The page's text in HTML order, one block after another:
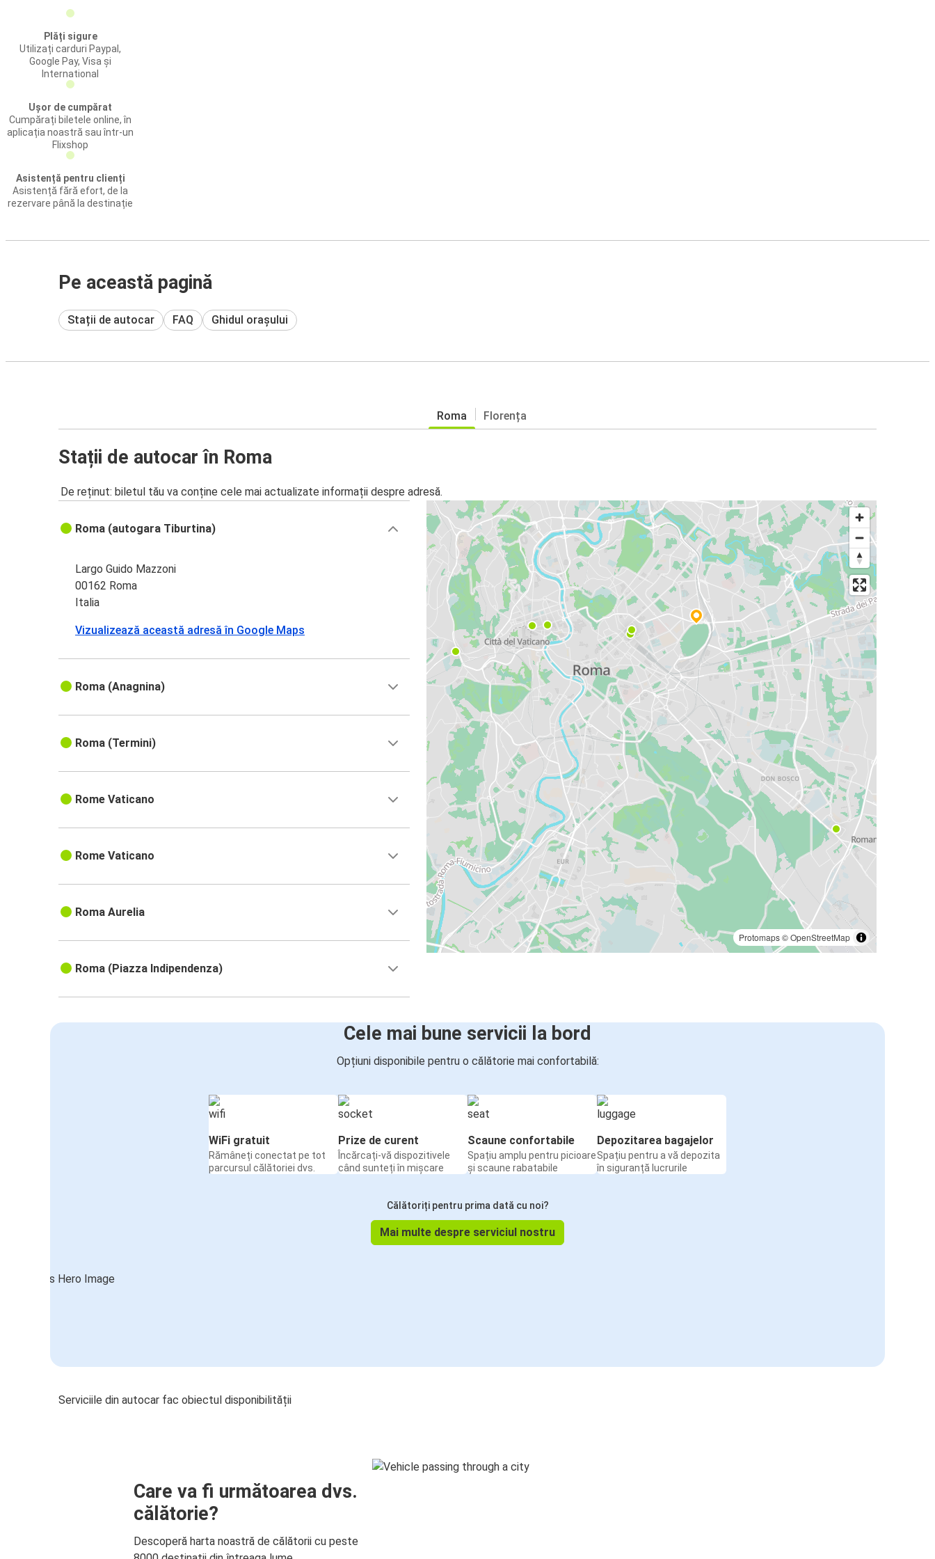
Plăți sigure
Utilizați carduri Paypal,
Google Pay, Visa și
International
Ușor de cumpărat
Cumpărați biletele online, în
aplicația noastră sau într-un
Flixshop
Asistență pentru clienți
Asistență fără efort, de la
rezervare până la destinație
Pe această pagină
Stații de autocar FAQ Ghidul orașului
Roma Florența
Stații de autocar în Roma
De reținut: biletul tău va conține cele mai actualizate informații despre adresă.
Protomaps©OpenStreetMap
Roma (autogara Tiburtina)
Largo Guido Mazzoni
00162 Roma
Italia
Vizualizează această adresă în Google Maps
Roma (Anagnina)
Roma (Termini)
Rome Vaticano
Rome Vaticano
Roma Aurelia
Roma (Piazza Indipendenza)
Cele mai bune servicii la bord
Opțiuni disponibile pentru o călătorie mai confortabilă:
WiFi gratuit
Rămâneți conectat pe tot
parcursul călătoriei dvs.
Prize de curent
Încărcați-vă dispozitivele
când sunteți în mișcare
Scaune confortabile
Spațiu amplu pentru picioare
și scaune rabatabile
Depozitarea bagajelor
Spațiu pentru a vă depozita
în siguranță lucrurile
Călătoriți pentru prima dată cu noi?
Mai multe despre serviciul nostru
Serviciile din autocar fac obiectul disponibilității
Care va fi următoarea dvs.
călătorie?
Descoperă harta noastră de călătorii cu peste